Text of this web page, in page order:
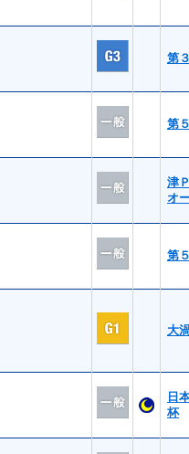
第
第
津
オ
第
大
日
杯